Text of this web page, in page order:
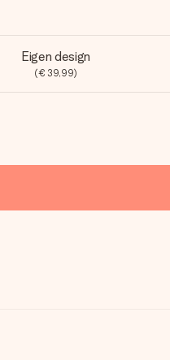
Eigen design
(€ 39,99)